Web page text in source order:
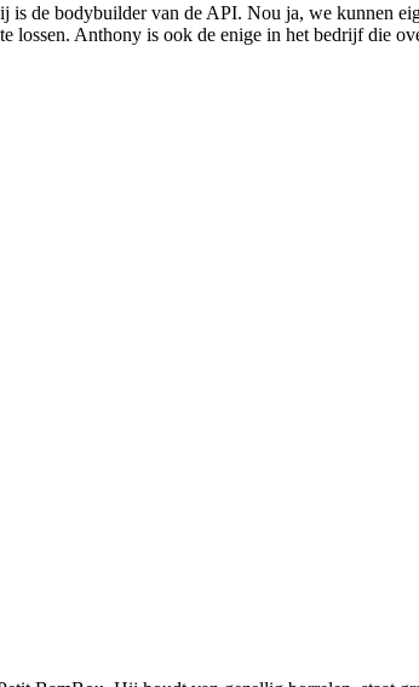
is de bodybuilder van de API. Nou ja, we kunnen
Anthony is ook de enige in het bedrijf die